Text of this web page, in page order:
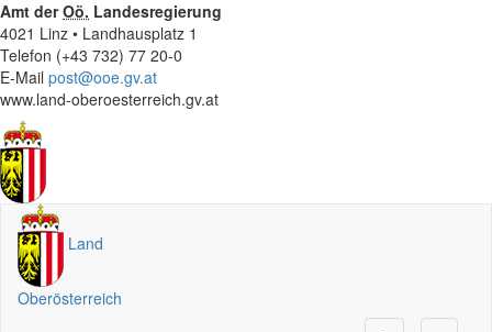
Amt derOö. Landesregierung
4021 Linz • Landhausplatz 1
Telefon (+43 732) 77 20-0
E-Mail post@ooe.gv.at
www.land-oberoesterreich.gv.at
Land
Oberösterreich